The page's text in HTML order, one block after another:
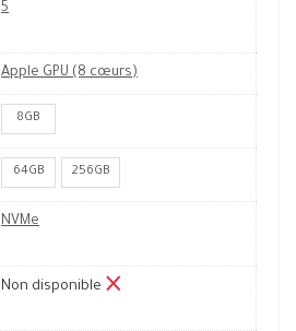
5
Apple GPU (8 cœurs)
8GB
64GB 256GB
NVMe
Non disponible